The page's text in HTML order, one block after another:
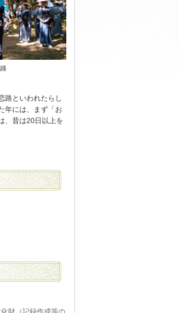
路といわれたらし
年には、まず「お
、昔は20日以上を